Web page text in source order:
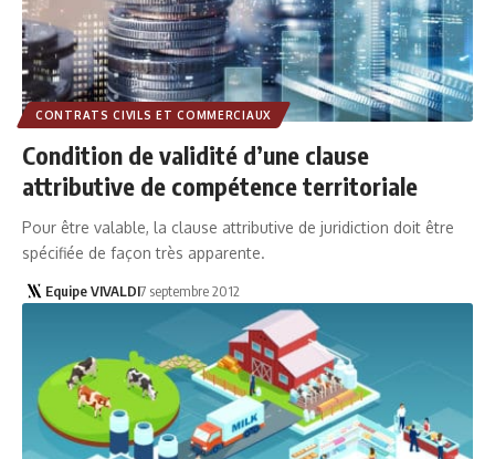
CONTRATS CIVILS ET COMMERCIAUX
Condition de validité d’une clause
attributive de compétence territoriale
Pour être valable, la clause attributive de juridiction doit être
spécifiée de façon très apparente.
Equipe VIVALDI7 septembre 2012